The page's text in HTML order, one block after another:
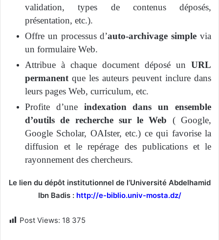
validation, types de contenus déposés,
présentation, etc.).
Offre un processus d’auto-archivage simple via
un formulaire Web.
Attribue à chaque document déposé un URL
permanentque les auteurs peuvent inclure dans
leurs pages Web, curriculum, etc.
Profite d’une indexation dans un ensemble
d’outils de recherche sur le Web ( Google,
Google Scholar, OAIster, etc.) ce qui favorise la
diffusion et le repérage des publications et le
rayonnement des chercheurs.
Le lien du dépôt institutionnel de l’Université Abdelhamid
Ibn Badis : http://e-biblio.univ-mosta.dz/
Post Views: 18 375